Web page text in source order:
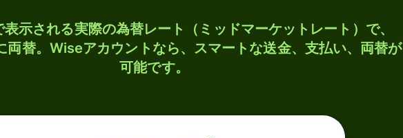
示される実際の為替レート（ミッドマーケットレート）で、
両替。Wiseアカウントなら、スマートな送金、支払い、両替が
可能です。